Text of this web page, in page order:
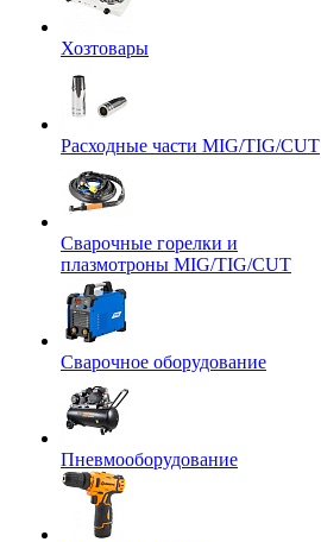
Хозтовары
Расходные части MIG/TIG/CUT
Сварочные горелки и
плазмотроны MIG/TIG/CUT
Сварочное оборудование
Пневмооборудование